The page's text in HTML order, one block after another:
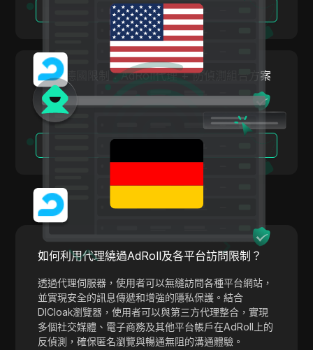
Walmart Marketplace
Wayfair
WebMoney
WeChat
WhatsApp Business
Wish
Yahoo Gemini
YouTube Premium
Zalando
Zelle
閱讀更多
繞過德國限制：AdRoll代理 + 防偵測組合方案
如何利用代理繞過AdRoll及各平台訪問限制？
透過代理伺服器，使用者可以無縫訪問各種平台網站，
並實現安全的訊息傳遞和增強的隱私保護。結合
DICloak瀏覽器，使用者可以與第三方代理整合，實現
多個社交媒體、電子商務及其他平台帳戶在AdRoll上的
反偵測，確保匿名瀏覽與暢通無阻的溝通體驗。